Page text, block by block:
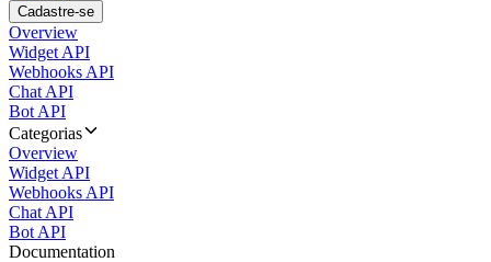
Cadastre-se
Overview
Widget API
Webhooks API
Chat API
Bot API
Categorias
Overview
Widget API
Webhooks API
Chat API
Bot API
Documentation